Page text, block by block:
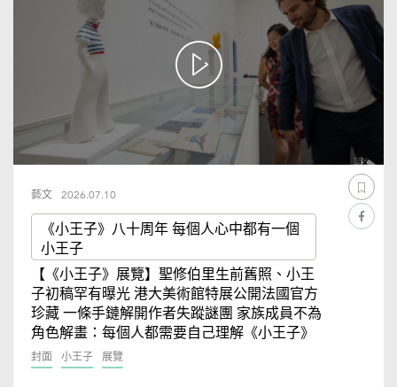
藝文 2026.07.10
《小王子》八十周年 每個人心中都有一個
小王子
【《小王子》展覽】聖修伯里生前舊照、小王
子初稿罕有曝光 港大美術館特展公開法國官方
珍藏 一條手鏈解開作者失蹤謎團 家族成員不為
角色解畫：每個人都需要自己理解《小王子》
封面 小王子 展覽